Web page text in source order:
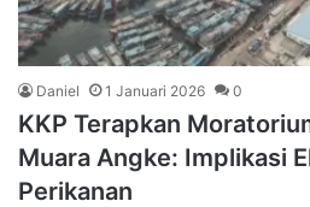
Daniel 1 Januari 2026 0
KKP Terapkan
Muara Angke: Implikasi
Perikanan